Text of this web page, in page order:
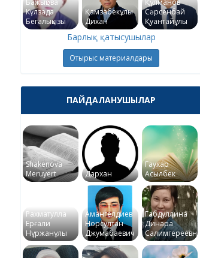
Бажықова
Күлзада
Бегалықызы
Қамзабекұлы
Дихан
Құлманов
Сәрсенбай
Қуантайұлы
Барлық қатысушылар
Отырыс материалдары
ПАЙДАЛАНУШЫЛАР
Shakenova
Meruyert
Дархан
Гаухар
Асылбек
Рахматулла
Ерғали
Нұржанұлы
Амангелдиев
Норсултан
Джумабаевич
Габдуллина
Динара
Салимгереевна